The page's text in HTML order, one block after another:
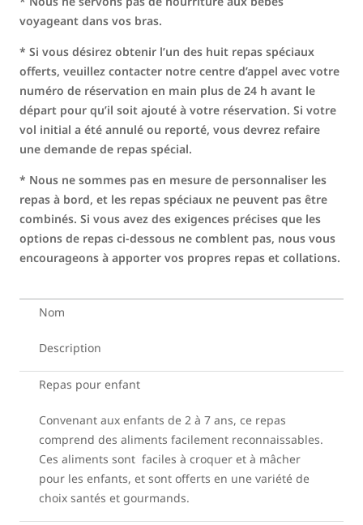
voyageant dans vos bras.
* Si vous désirez obtenir l’un des huit repas spéciaux
offerts, veuillez contacter notre centre d’appel avec votre
numéro de réservation en main plus de 24 h avant le
départ pour qu’il soit ajouté à votre réservation. Si votre
vol initial a été annulé ou reporté, vous devrez refaire
une demande de repas spécial.
* Nous ne sommes pas en mesure de personnaliser les
repas à bord, et les repas spéciaux ne peuvent pas être
combinés. Si vous avez des exigences précises que les
options de repas ci-dessous ne comblent pas, nous vous
encourageons à apporter vos propres repas et collations.
Nom
Description
Repas pour enfant
Convenant aux enfants de 2 à 7 ans, ce repas
comprend des aliments facilement reconnaissables.
Ces aliments sont faciles à croquer et à mâcher
pour les enfants, et sont offerts en une variété de
choix santés et gourmands.